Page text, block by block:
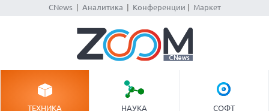
CNews| Аналитика Конференции Маркет
ТЕХНИКА НАУКА СОФТ